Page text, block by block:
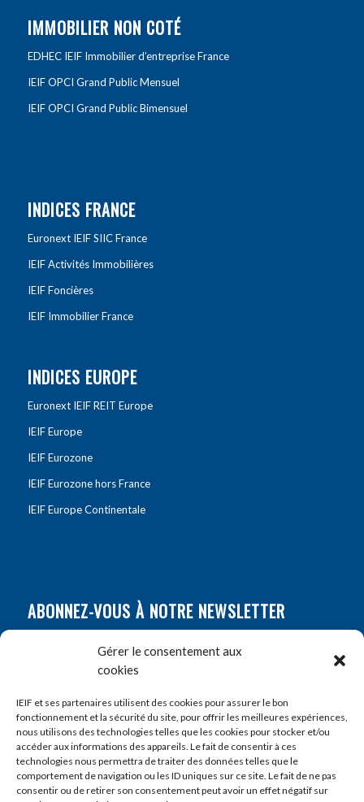
Gérer le consentement aux
cookies
IEIF et ses partenaires utilisent des cookies pour assurer le bon
fonctionnement et la sécurité du site, pour offrir les meilleures expériences,
nous utilisons des technologies telles que les cookies pour stocker et/ou
accéder aux informations des appareils. Le fait de consentir à ces
technologies nous permettra de traiter des données telles que le
comportement de navigation ou les ID uniques sur ce site. Le fait de ne pas
consentir ou de retirer son consentement peut avoir un effet négatif sur
IMMOBILIER NON COTÉ
EDHEC IEIF Immobilier d’entreprise France
IEIF OPCI Grand Public Mensuel
IEIF OPCI Grand Public Bimensuel
INDICES FRANCE
Euronext IEIF SIIC France
IEIF Activités Immobilières
IEIF Foncières
IEIF Immobilier France
INDICES EUROPE
Euronext IEIF REIT Europe
IEIF Europe
IEIF Eurozone
IEIF Eurozone hors France
IEIF Europe Continentale
ABONNEZ-VOUS À NOTRE NEWSLETTER
Prénom*
E-mail*